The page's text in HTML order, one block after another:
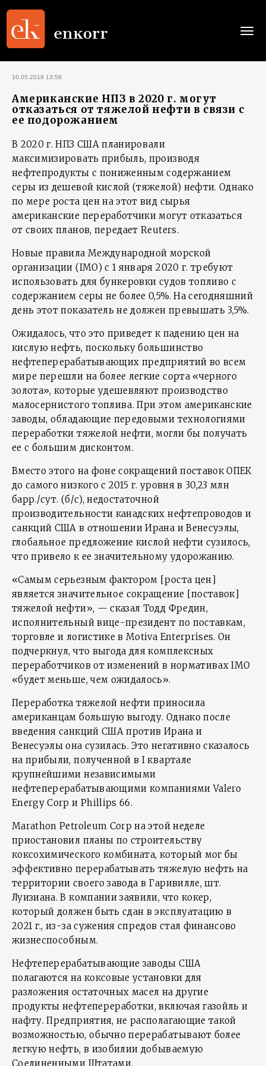
10.05.2019 13:58
Американские НПЗ в 2020 г. могут
отказаться от тяжелой нефти в связи с
ее подорожанием
В 2020 г. НПЗ США планировали
максимизировать прибыль, производя
нефтепродукты с пониженным содержанием
серы из дешевой кислой (тяжелой) нефти. Однако
по мере роста цен на этот вид сырья
американские переработчики могут отказаться
от своих планов, передает Reuters.
Новые правила Международной морской
организации (IMO) с 1 января 2020 г. требуют
использовать для бункеровки судов топливо с
содержанием серы не более 0,5%. На сегодняшний
день этот показатель не должен превышать 3,5%.
Ожидалось, что это приведет к падению цен на
кислую нефть, поскольку большинство
нефтеперерабатывающих предприятий во всем
мире перешли на более легкие сорта «черного
золота», которые удешевляют производство
малосернистого топлива. При этом американские
заводы, обладающие передовыми технологиями
переработки тяжелой нефти, могли бы получать
ее с большим дисконтом.
Вместо этого на фоне сокращений поставок ОПЕК
до самого низкого с 2015 г. уровня в 30,23 млн
барр./сут. (б/с), недостаточной
производительности канадских нефтепроводов и
санкций США в отношении Ирана и Венесуэлы,
глобальное предложение кислой нефти сузилось,
что привело к ее значительному удорожанию.
«Самым серьезным фактором [роста цен]
является значительное сокращение [поставок]
тяжелой нефти», — сказал Тодд Фредин,
исполнительный вице-президент по поставкам,
торговле и логистике в Motiva Enterprises. Он
подчеркнул, что выгода для комплексных
переработчиков от изменений в нормативах IMO
«будет меньше, чем ожидалось».
Переработка тяжелой нефти приносила
американцам большую выгоду. Однако после
введения санкций США против Ирана и
Венесуэлы она сузилась. Это негативно сказалось
на прибыли, полученной в I квартале
крупнейшими независимыми
нефтеперерабатывающими компаниями Valero
Energy Corp и Phillips 66.
Marathon Petroleum Corp на этой неделе
приостановил планы по строительству
коксохимического комбината, который мог бы
эффективно перерабатывать тяжелую нефть на
территории своего завода в Гаривилле, шт.
Луизиана. В компании заявили, что кокер,
который должен быть сдан в эксплуатацию в
2021 г., из-за сужения спредов стал финансово
жизнеспособным.
Нефтеперерабатывающие заводы США
полагаются на коксовые установки для
разложения остаточных масел на другие
продукты нефтепереработки, включая газойль и
нафту. Предприятия, не располагающие такой
возможностью, обычно перерабатывают более
легкую нефть, в изобилии добываемую
Соединенными Штатами.